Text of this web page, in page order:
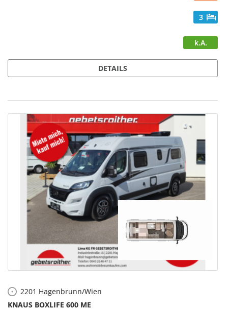
3
k.A.
DETAILS
2201 Hagenbrunn/Wien
KNAUS BOXLIFE 600 ME